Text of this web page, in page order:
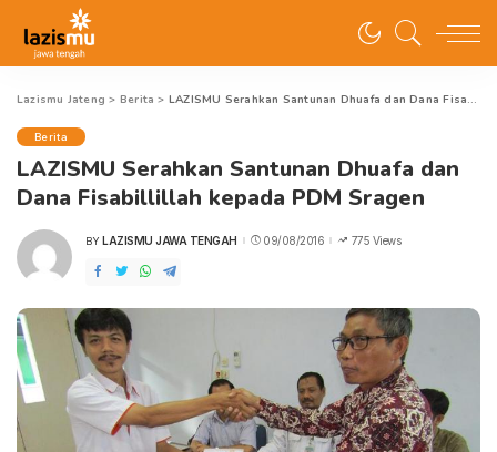
Lazismu Jateng > Berita > LAZISMU Serahkan Santunan Dhuafa dan Dana Fisabillillah kepada PDM Sragen
Berita
LAZISMU Serahkan Santunan Dhuafa dan
Dana Fisabillillah kepada PDM Sragen
POSTED
BY LAZISMU JAWA TENGAH 09/08/2016 775 Views